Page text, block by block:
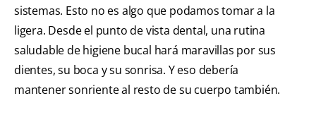
sistemas. Esto no es algo que podamos tomar a la
ligera. Desde el punto de vista dental, una rutina
saludable de higiene bucal hará maravillas por sus
dientes, su boca y su sonrisa. Y eso debería
mantener sonriente al resto de su cuerpo también.